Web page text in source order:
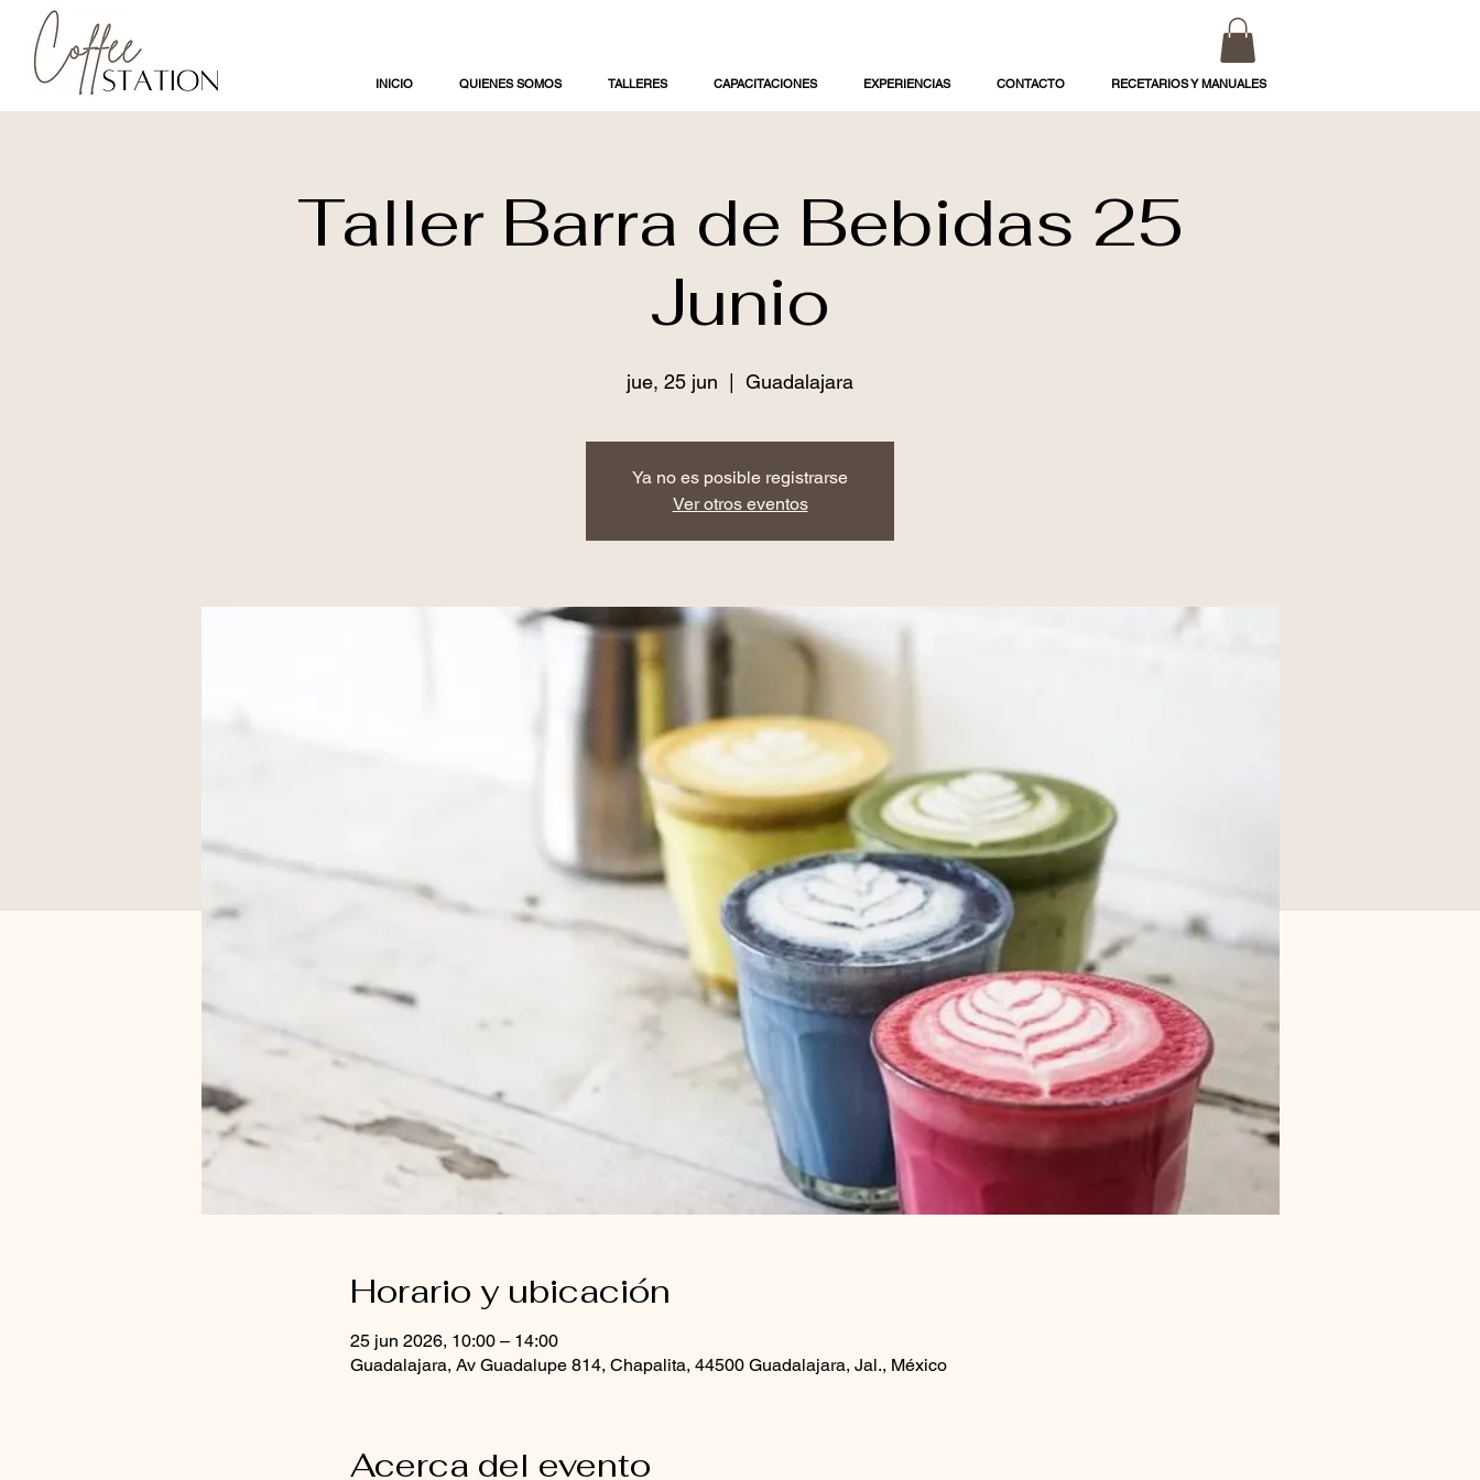
INICIO QUIENES SOMOS TALLERES CAPACITACIONES EXPERIENCIAS CONTACTO RECETARIOS Y MANUALES
Taller Barra de Bebidas 25
Junio
jue, 25 jun
  |
Guadalajara
Ya no es posible registrarse
Ver otros eventos
Horario y ubicación
25 jun 2026, 10:00 – 14:00
Guadalajara, Av Guadalupe 814, Chapalita, 44500 Guadalajara, Jal., México
Acerca del evento